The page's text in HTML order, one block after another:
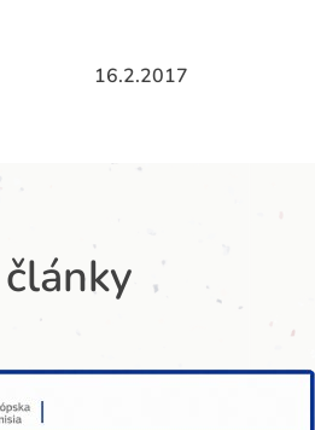
16.2.2017